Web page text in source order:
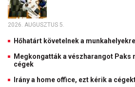
2026. AUGUSZTUS 5.
Hőhatárt követelnek a munkahelyekre
Megkongatták a vészharangot Paks
cégek
Irány a home office, ezt kérik a